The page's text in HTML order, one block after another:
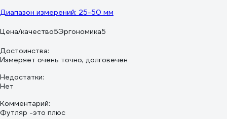
Диапазон измерений: 25-50 мм
Цена/качество5Эргономика5
Достоинства:
Измеряет очень точно, долговечен
Недостатки:
Нет
Комментарий:
Футляр -это плюс